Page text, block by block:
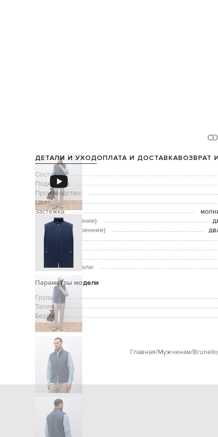
ДЕТАЛИ И УХОДОПЛАТА И ДОСТАВКАВОЗВРАТ
Состав:
Подкладка:
Производство:
Цвет:
Застежка:
Карманы (внешние):
Карманы (внутренние):
Уход:
Размер на модели:
Параметры модели
Грудь:
Талия:
Бедра:
Главная Мужчинам